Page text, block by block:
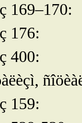
169–170:
176:
400:
159: